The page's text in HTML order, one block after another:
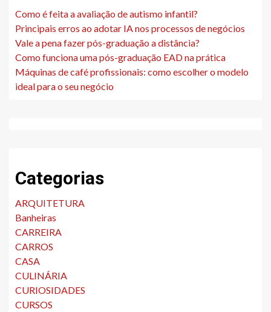
Como é feita a avaliação de autismo infantil?
Principais erros ao adotar IA nos processos de negócios
Vale a pena fazer pós-graduação a distância?
Como funciona uma pós-graduação EAD na prática
Máquinas de café profissionais: como escolher o modelo
ideal para o seu negócio
Categorias
ARQUITETURA
Banheiras
CARREIRA
CARROS
CASA
CULINÁRIA
CURIOSIDADES
CURSOS